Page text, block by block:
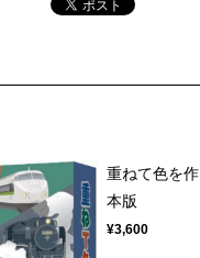
重ねて色を
本版
¥3,600